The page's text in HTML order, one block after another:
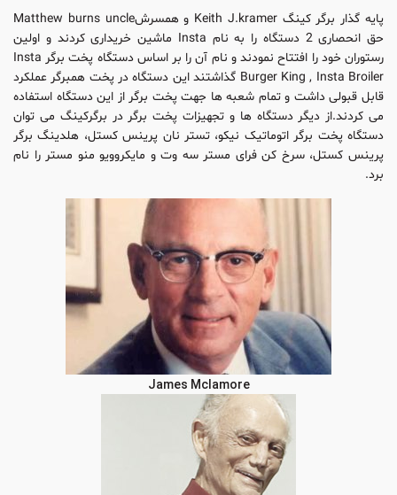
پایه گذار برگر کینگ Keith J.kramer و همسرشMatthew burns uncle
حق انحصاری 2 دستگاه را به نام Insta ماشین خریداری کردند و اولین
رستوران خود را افتتاح نمودند و نام آن را بر اساس دستگاه پخت برگر Insta
Burger King , Insta Broiler گذاشتند این دستگاه در پخت همبرگر عملکرد
قابل قبولی داشت و تمام شعبه ها جهت پخت برگر از این دستگاه استفاده
می کردند.از دیگر دستگاه ها و تجهیزات پخت برگر در برگرکینگ می توان
دستگاه پخت برگر اتوماتیک نیکو، تستر نان پرینس کستل، هلدینگ برگر
پرینس کستل، سرخ کن فرای مستر سه وت و مایکروویو منو مستر را نام
برد.
James Mclamore